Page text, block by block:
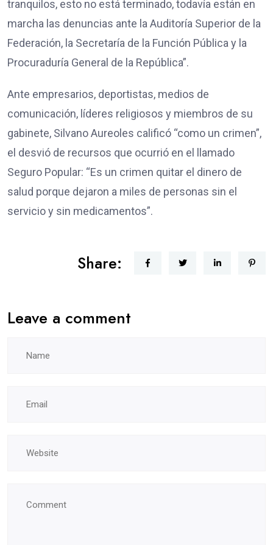
tranquilos, esto no está terminado, todavía están en
marcha las denuncias ante la Auditoría Superior de la
Federación, la Secretaría de la Función Pública y la
Procuraduría General de la República”.
Ante empresarios, deportistas, medios de
comunicación, líderes religiosos y miembros de su
gabinete, Silvano Aureoles calificó “como un crimen”,
el desvió de recursos que ocurrió en el llamado
Seguro Popular: “Es un crimen quitar el dinero de
salud porque dejaron a miles de personas sin el
servicio y sin medicamentos”.
Share:
Leave a comment